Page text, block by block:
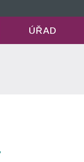
ÚŘAD